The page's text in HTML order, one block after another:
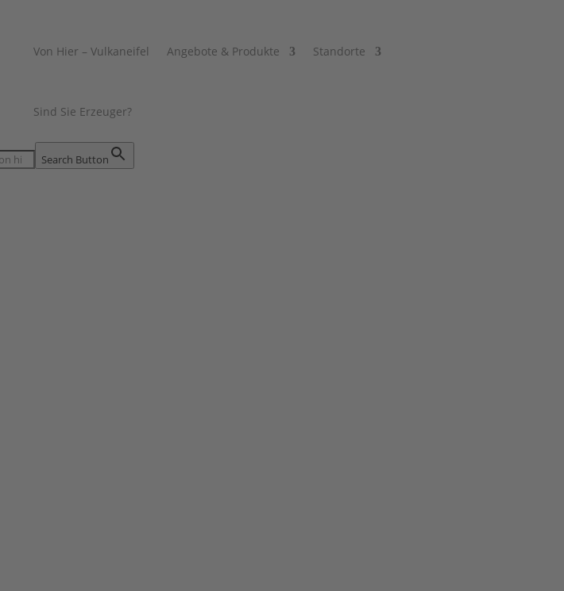
Von Hier – Vulkaneifel Angebote & Produkte Standorte
Sind Sie Erzeuger?
Search Button